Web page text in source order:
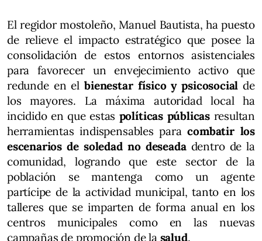
El regidor mostoleño, Manuel Bautista, ha puesto
de relieve el impacto estratégico que posee la
consolidación de estos entornos asistenciales
para favorecer un envejecimiento activo que
redunde en el bienestar físico y psicosocial de
los mayores. La máxima autoridad local ha
incidido en que estas políticas públicasresultan
herramientas indispensables paracombatir los
escenarios de soledad no deseadadentro de la
comunidad, logrando que este sector de la
población se mantenga como un agente
partícipe de la actividad municipal, tanto en los
talleres que se imparten de forma anual en los
centros municipales como en las nuevas
campañas de promoción de la salud.